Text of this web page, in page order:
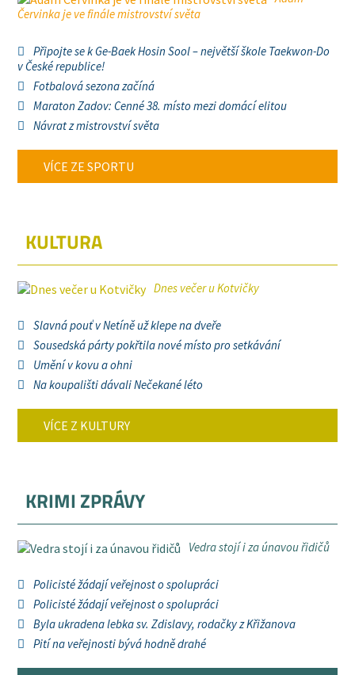
Červinka je ve finále mistrovství světa
Připojte se k Ge-Baek Hosin Sool – největší škole Taekwon-Do
v České republice!
Fotbalová sezona začíná
Maraton Zadov: Cenné 38. místo mezi domácí elitou
Návrat z mistrovství světa
VÍCE ZE SPORTU
KULTURA
Dnes večer u Kotvičky
Slavná pouť v Netíně už klepe na dveře
Sousedská párty pokřtila nové místo pro setkávání
Umění v kovu a ohni
Na koupališti dávali Nečekané léto
VÍCE Z KULTURY
KRIMI ZPRÁVY
Vedra stojí i za únavou řidičů
Policisté žádají veřejnost o spolupráci
Policisté žádají veřejnost o spolupráci
Byla ukradena lebka sv. Zdislavy, rodačky z Křižanova
Pití na veřejnosti bývá hodně drahé